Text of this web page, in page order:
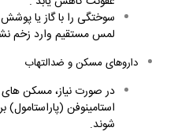
سوختگی را با گاز یا
لمس مستقیم وارد زخم
داروهای مسکن و ضدالتهاب
در صورت نیاز، مسکن های
استامینوفن
شوند.